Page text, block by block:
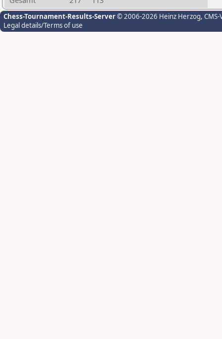
Chess-Tournament-Results-Server© 2006-2026 Heinz Herzog,
Legal details/Terms of use